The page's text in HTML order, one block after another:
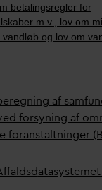
betalingsregler for
m.v., lov om
vandløb og lov om v
af
forsyning af
foranstaltninger
d